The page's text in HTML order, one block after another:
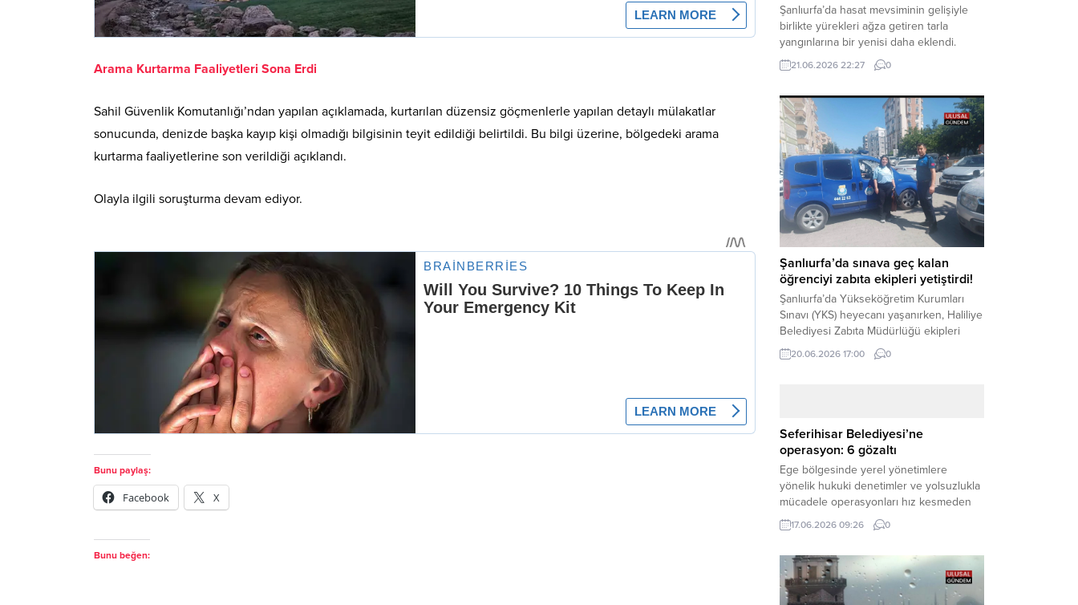
Arama Kurtarma Faaliyetleri Sona Erdi
Sahil Güvenlik Komutanlığı’ndan yapılan açıklamada, kurtarılan düzensiz göçmenlerle yapılan detaylı mülakatlar
sonucunda, denizde başka kayıp kişi olmadığı bilgisinin teyit edildiği belirtildi. Bu bilgi üzerine, bölgedeki arama
kurtarma faaliyetlerine son verildiği açıklandı.
Olayla ilgili soruşturma devam ediyor.
Bunu paylaş:
Facebook X
Bunu beğen:
Şanlıurfa’da hasat mevsiminin gelişiyle
birlikte yürekleri ağza getiren tarla
yangınlarına bir yenisi daha eklendi.
Hilvan ilçesinde çıkan yangında, 50
dönümü biçilmemiş buğday olmak üzere
teslim olarak küle döndü. Haber Merkezi
– Yangın, Şanlıurfa’nın Hilvan ilçesine
bağlı Agilmuz köyünde meydana geldi.
Edinilen bilgilere göre, henüz
belirlenemeyen...
21.06.2026 22:27 0
Şanlıurfa’da sınava geç kalan
öğrenciyi zabıta ekipleri yetiştirdi!
Şanlıurfa’da Yükseköğretim Kurumları
Sınavı (YKS) heyecanı yaşanırken, Haliliye
Belediyesi Zabıta Müdürlüğü ekipleri
geleceğini belirleyecek sınava geç kalma
tehlikesiyle karşı karşıya kalan bir
yolunu tutan binlerce aday arasında,
sınav yerine zamanında ulaşamayan bir
öğrenci büyük bir panik yaşadı....
20.06.2026 17:00 0
Seferihisar Belediyesi’ne
operasyon: 6 gözaltı
Ege bölgesinde yerel yönetimlere
yönelik hukuki denetimler ve yolsuzlukla
mücadele operasyonları hız kesmeden
devam ediyor. İzmir’in turistik ilçelerinden
Seferihisar Belediyesi, sabah saatlerinde
operasyonuyla sarsıldı. Haber Merkezi –
İzmir Cumhuriyet Başsavcılığı
koordinesinde yürütülen geniş kapsamlı
17.06.2026 09:26 0